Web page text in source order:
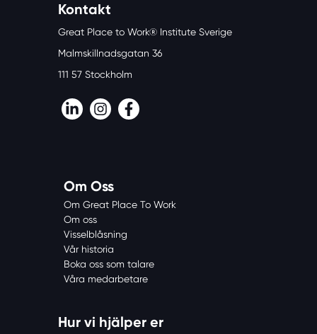
Kontakt
Great Place to Work® Institute Sverige
Malmskillnadsgatan 36
111 57 Stockholm
LinkedInInstagramFacebook
Om Oss
Om Great Place To Work
Om oss
Visselblåsning
Vår historia
Boka oss som talare
Våra medarbetare
Hur vi hjälper er